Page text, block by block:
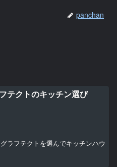
panchan
テクトのキッチン選び
ラフテクトを選んでキッチンハウ